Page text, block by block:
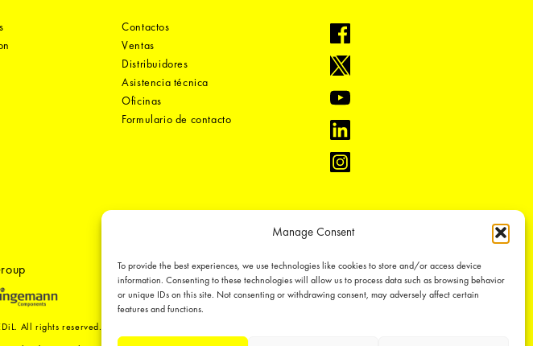
Manage Consent
To provide the best experiences, we use technologies like cookies to store and/or access device
information. Consenting to these technologies will allow us to process data such as browsing behavior
or unique IDs on this site. Not consenting or withdrawing consent, may adversely affect certain
features and functions.
Contactos
Ventas
Distribuidores
Asistencia técnica
Oficinas
Formulario de contacto
All rights reserved.